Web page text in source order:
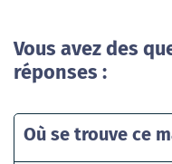
Vous avez des
réponses :
Où se trouve ce